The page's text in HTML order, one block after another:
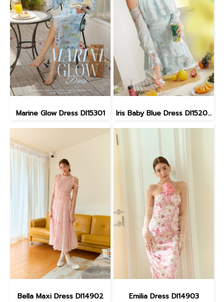
Marine Glow Dress DI15301 Iris Baby Blue Dress DI15201 (พร้อมส่ง)
Bella Maxi Dress DI14902 Emilia Dress DI14903